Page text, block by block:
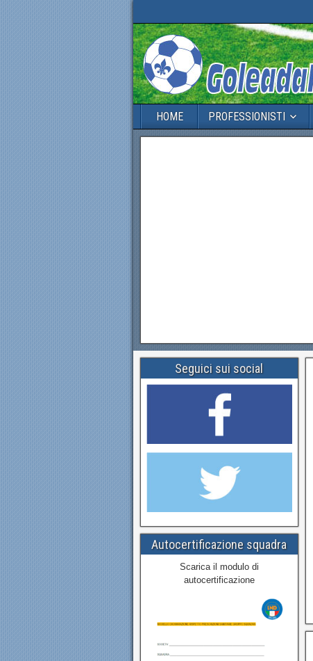
HOME PROFESSIONISTI
Seguici sui social
Autocertificazione squadra
Scarica il modulo di
autocertificazione